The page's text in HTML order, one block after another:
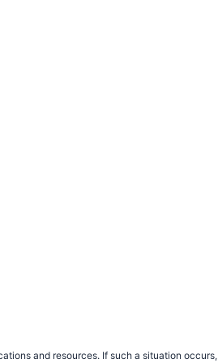
and resources. If such a situation